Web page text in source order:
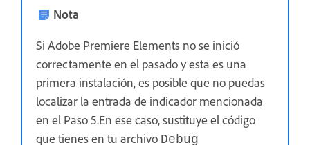
Nota
Si Adobe Premiere Elements no se inició
correctamente en el pasado y esta es una
primera instalación, es posible que no puedas
localizar la entrada de indicador mencionada
en el Paso 5.En ese caso, sustituye el código
que tienes en tu archivo Debug